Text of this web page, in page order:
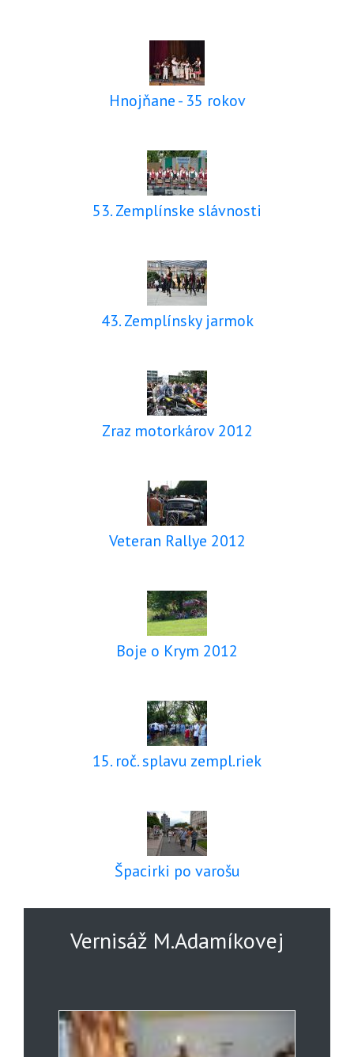
Hnojňane - 35 rokov
53. Zemplínske slávnosti
43. Zemplínsky jarmok
Zraz motorkárov 2012
Veteran Rallye 2012
Boje o Krym 2012
15. roč. splavu zempl.riek
Špacirki po varošu
Vernisáž M.Adamíkovej